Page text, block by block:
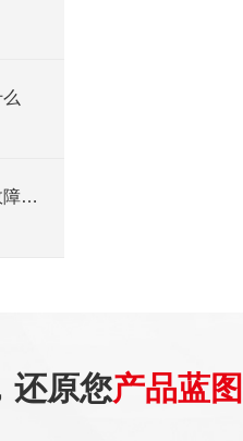
压力变送器在施工现场出现故障的原因
还原您产品蓝图